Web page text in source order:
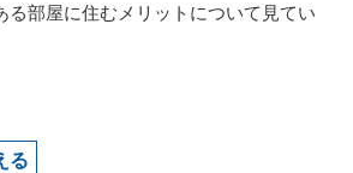
る部屋に住むメリットについて見てい
る